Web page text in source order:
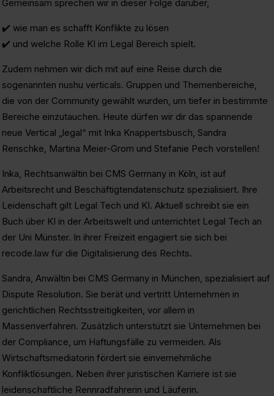
Gemeinsam sprechen wir in dieser Folge darüber,
✔️ wie man es schafft Konflikte zu lösen
✔️ und welche Rolle KI im Legal Bereich spielt.
Zudem nehmen wir dich mit auf eine Reise durch die
sogenannten nushu verticals. Gruppen und Themenbereiche,
die von der Community gewählt wurden, um tiefer in bestimmte
Bereiche einzutauchen. Heute dürfen wir dir das spannende
neue Vertical „legal“ mit Inka Knappertsbusch, Sandra
Renschke, Martina Meier-Grom und Stefanie Pech vorstellen!
Inka, Rechtsanwältin bei CMS Germany in Köln, ist auf
Arbeitsrecht und Beschäftigtendatenschutz spezialisiert. Ihre
Leidenschaft gilt Legal Tech und KI. Aktuell schreibt sie ein
Buch über KI in der Arbeitswelt und unterrichtet Legal Tech an
der Uni Münster. In ihrer Freizeit engagiert sie sich bei
recode.law für die Digitalisierung des Rechts.
Sandra, Anwältin bei CMS Germany in München, spezialisiert auf
Dispute Resolution. Sie berät und vertritt Unternehmen in
gerichtlichen Rechtsstreitigkeiten, vor allem in
Massenverfahren. Zusätzlich unterstützt sie Unternehmen bei
der Compliance, um Haftungsfälle zu vermeiden. Als
Wirtschaftsmediatorin fördert sie einvernehmliche
Konfliktlösungen. Neben ihrer juristischen Karriere ist sie
leidenschaftliche Rennradfahrerin und Läuferin.